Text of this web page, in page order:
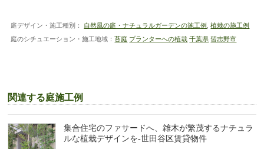
庭デザイン・施工種別： 自然風の庭・ナチュラルガーデンの施工例 ,植栽の施工例
庭のシチュエーション・施工地域：苔庭 プランターへの植栽 千葉県 習志野市
関連する庭施工例
集合住宅のファサードへ、雑木が繁茂するナチュラ
ルな植栽デザインを-世田谷区賃貸物件